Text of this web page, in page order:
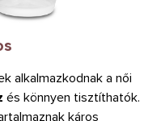
alkalmazkodnak a női
és könnyen tisztíthatók.
káros